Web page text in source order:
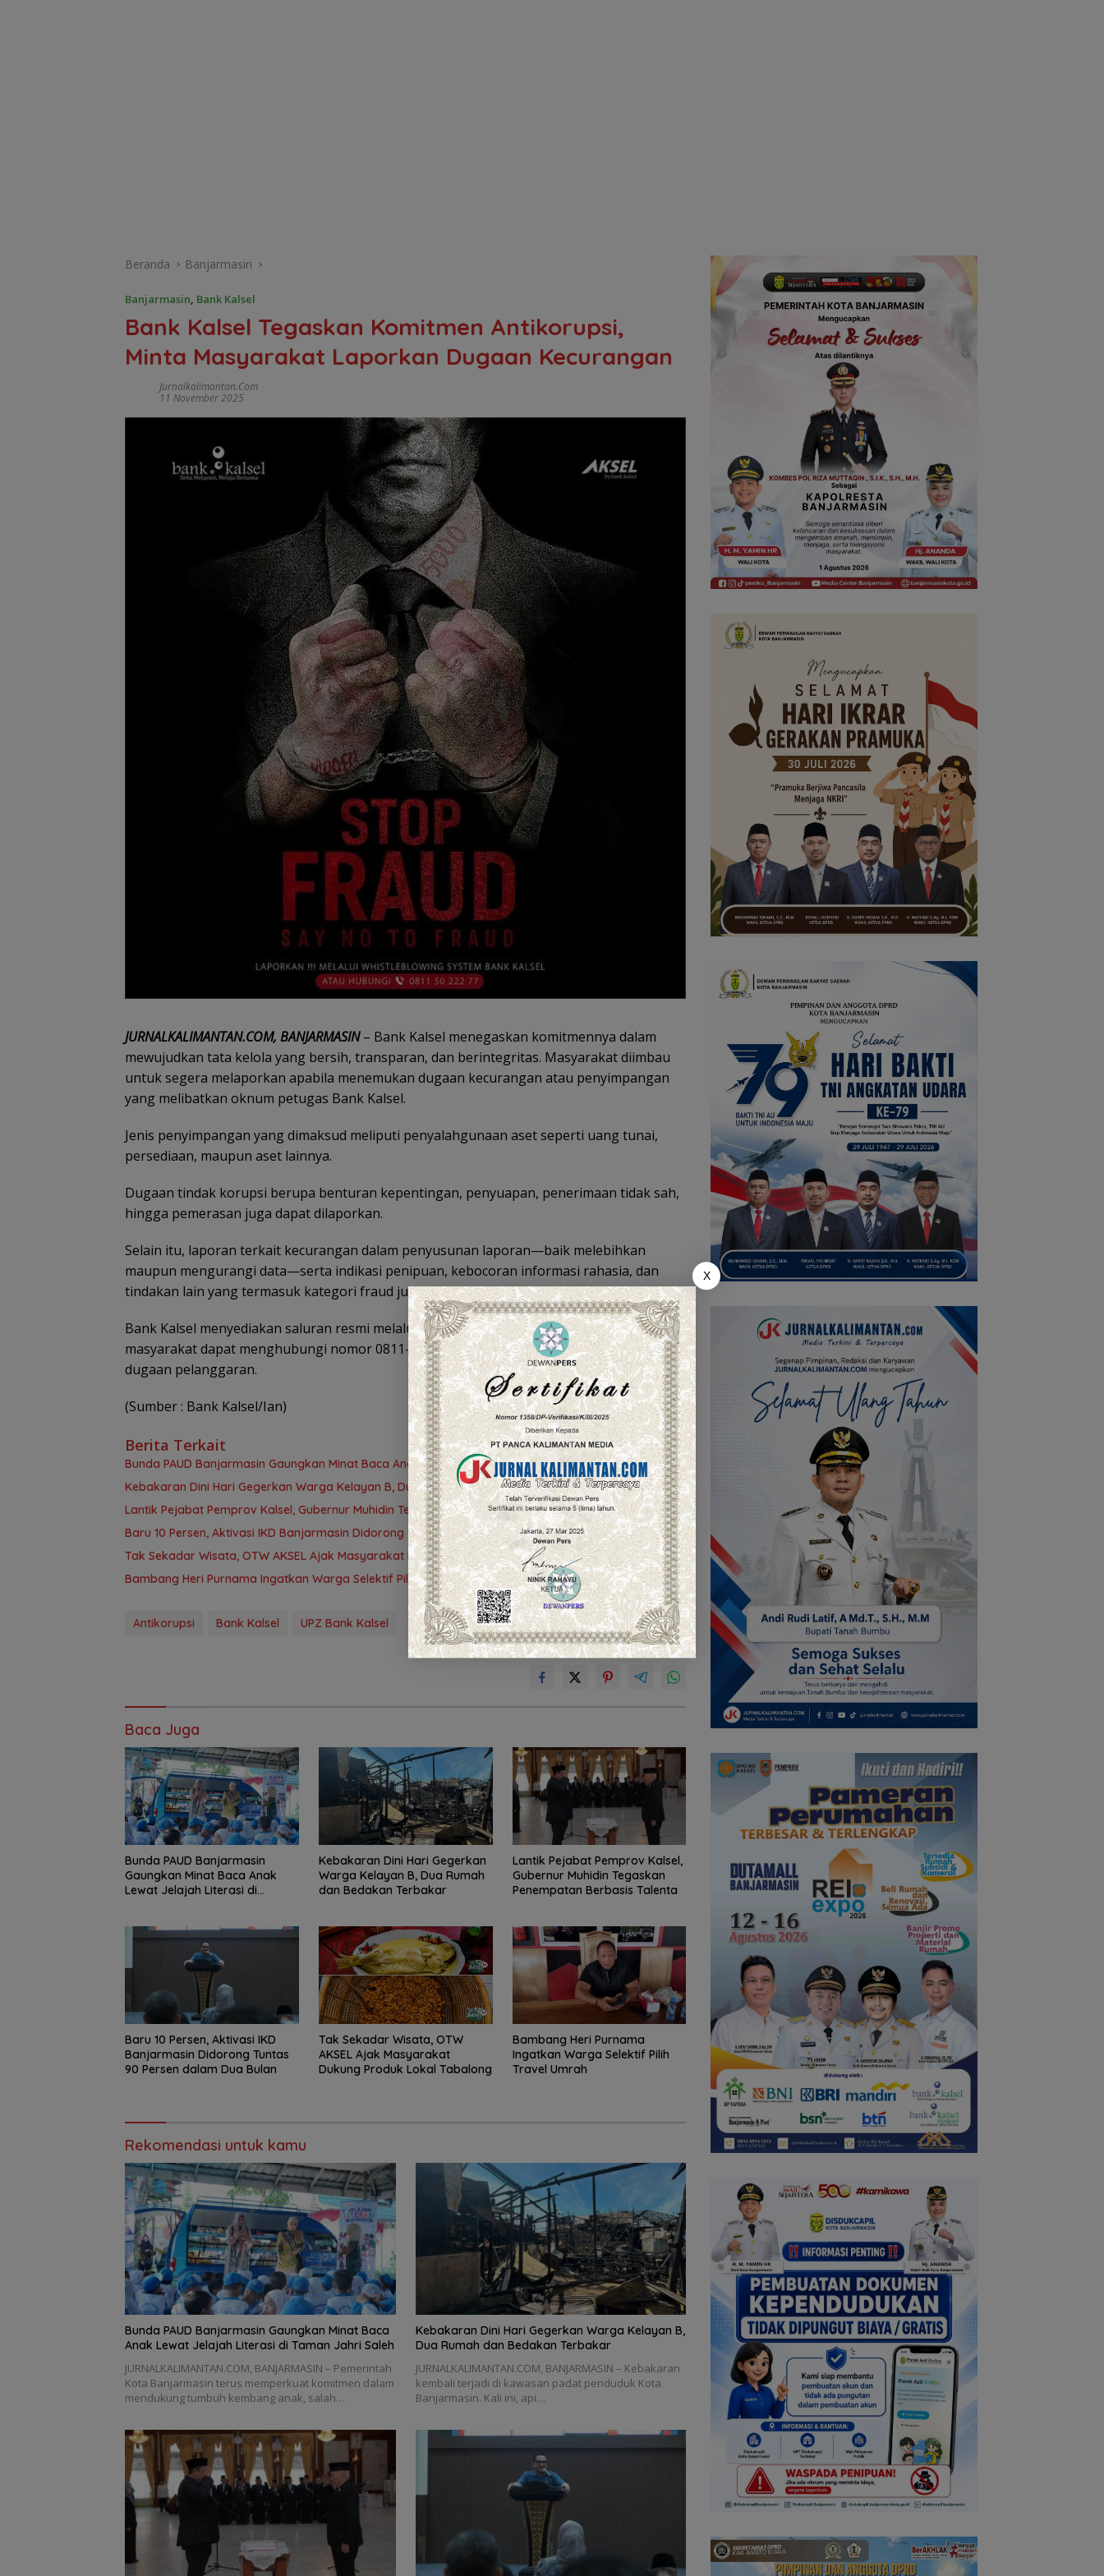
Beranda Banjarmasin
Banjarmasin, Bank Kalsel
Bank Kalsel Tegaskan Komitmen Antikorupsi,
Minta Masyarakat Laporkan Dugaan Kecurangan
Jurnalkalimantan.com
11 November 2025
JURNALKALIMANTAN.COM, BANJARMASIN– Bank Kalsel menegaskan komitmennya dalam
mewujudkan tata kelola yang bersih, transparan, dan berintegritas. Masyarakat diimbau
untuk segera melaporkan apabila menemukan dugaan kecurangan atau penyimpangan
yang melibatkan oknum petugas Bank Kalsel.
Jenis penyimpangan yang dimaksud meliputi penyalahgunaan aset seperti uang tunai,
persediaan, maupun aset lainnya.
Dugaan tindak korupsi berupa benturan kepentingan, penyuapan, penerimaan tidak sah,
hingga pemerasan juga dapat dilaporkan.
Selain itu, laporan terkait kecurangan dalam penyusunan laporan—baik melebihkan
maupun mengurangi data—serta indikasi penipuan, kebocoran informasi rahasia, dan
tindakan lain yang termasuk kategori fraud juga dapat disampaikan oleh masyarakat.
Bank Kalsel menyediakan saluran resmi melalui Whistleblowing System Bank Kalsel, atau
masyarakat dapat menghubungi nomor 0811-502-2277 untuk menyampaikan laporan
dugaan pelanggaran.
(Sumber : Bank Kalsel/Ian)
Berita Terkait
Bunda PAUD Banjarmasin Gaungkan Minat Baca Anak Lewat Jelajah Literasi di Taman Jahri Saleh
Kebakaran Dini Hari Gegerkan Warga Kelayan B, Dua Rumah dan Bedakan Terbakar
Lantik Pejabat Pemprov Kalsel, Gubernur Muhidin Tegaskan Penempatan Berbasis Talenta
Baru 10 Persen, Aktivasi IKD Banjarmasin Didorong Tuntas 90 Persen dalam Dua Bulan
Tak Sekadar Wisata, OTW AKSEL Ajak Masyarakat Dukung Produk Lokal Tabalong
Bambang Heri Purnama Ingatkan Warga Selektif Pilih Travel Umrah
Antikorupsi Bank Kalsel UPZ Bank Kalsel
Baca Juga
Bunda PAUD Banjarmasin
Gaungkan Minat Baca Anak
Lewat Jelajah Literasi di
Kebakaran Dini Hari Gegerkan
Warga Kelayan B, Dua Rumah
dan Bedakan Terbakar
Lantik Pejabat Pemprov Kalsel,
Gubernur Muhidin Tegaskan
Penempatan Berbasis Talenta
Baru 10 Persen, Aktivasi IKD
Banjarmasin Didorong Tuntas
90 Persen dalam Dua Bulan
Tak Sekadar Wisata, OTW
AKSEL Ajak Masyarakat
Dukung Produk Lokal Tabalong
Bambang Heri Purnama
Ingatkan Warga Selektif Pilih
Travel Umrah
Rekomendasi untuk kamu
Bunda PAUD Banjarmasin Gaungkan Minat Baca
Anak Lewat Jelajah Literasi di Taman Jahri Saleh
JURNALKALIMANTAN.COM, BANJARMASIN – Pemerintah
Kota Banjarmasin terus memperkuat komitmen dalam
mendukung tumbuh kembang anak, salah…
Kebakaran Dini Hari Gegerkan Warga Kelayan B,
Dua Rumah dan Bedakan Terbakar
JURNALKALIMANTAN.COM, BANJARMASIN – Kebakaran
kembali terjadi di kawasan padat penduduk Kota
Banjarmasin. Kali ini, api…
X